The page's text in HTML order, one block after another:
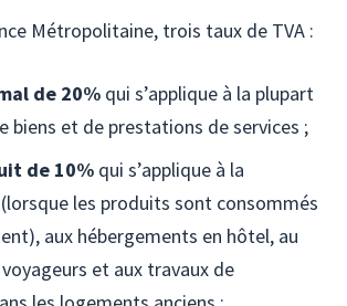
Métropolitaine, trois taux de TVA :
de 20% qui s’applique à la plupart
biens et de prestations de services ;
de 10% qui s’applique à la
les produits sont consommés
aux hébergements en hôtel, au
et aux travaux de